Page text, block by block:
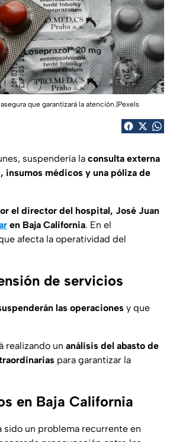
que garantizará la atención.|Pexels
suspendería la consulta externa
insumos médicos y una póliza de
el director del hospital, José Juan
en Baja California. En el
afecta la operatividad del
de servicios
las operaciones y que
realizando un análisis del abasto de
para garantizar la
en Baja California
sido un problema recurrente en